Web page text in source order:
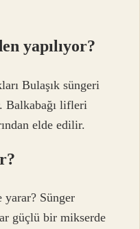
yapılıyor?
Bulaşık süngeri
Balkabağı lifleri
elde edilir.
yarar? Sünger
güçlü bir mikserde